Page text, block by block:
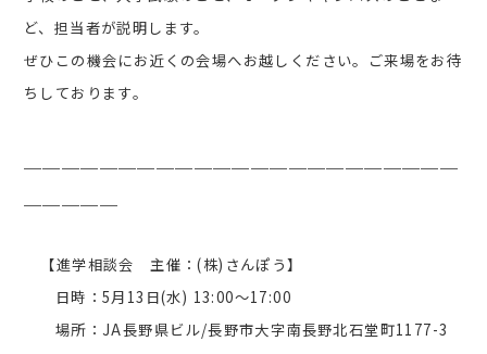
ど、担当者が説明します。
ぜひこの機会にお近くの会場へお越しください。ご来場をお待
ちしております。
【進学相談会 主催：(株)さんぽう】
日時：5月13日(水) 13:00～17:00
場所：JA長野県ビル/長野市大字南長野北石堂町1177-3